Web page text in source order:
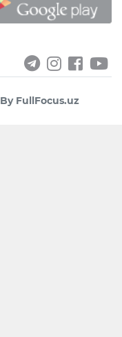
By FullFocus.uz